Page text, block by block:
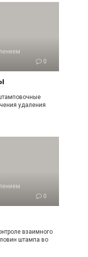
0
удаления
0
взаимного
штампа во